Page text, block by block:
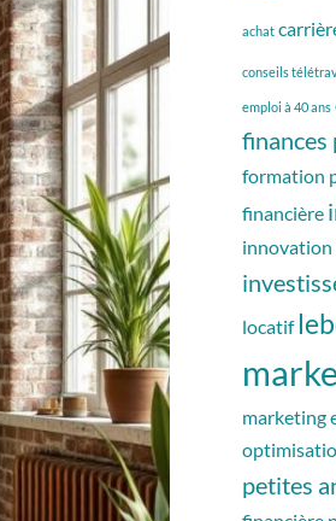
achat
conseils
emploi à 40 ans
finances
formation
financière
innovation
locatif
marketing
petites